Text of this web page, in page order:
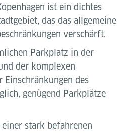
ist ein dichtes
das das allgemeine
verschärft.
Parkplatz in der
der komplexen
des
genügend Parkplätze
einer stark befahrenen